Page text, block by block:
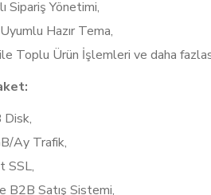
Sipariş Yönetimi,
Hazır Tema,
Toplu Ürün İşlemleri ve daha
Disk,
Ay Trafik,
SSL,
B2B Satış Sistemi,